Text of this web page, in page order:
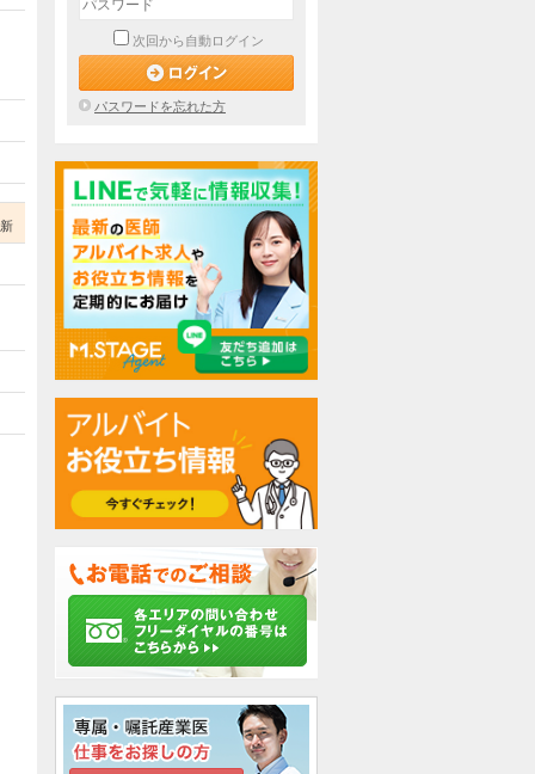
次回から自動ログイン
パスワードを忘れた方